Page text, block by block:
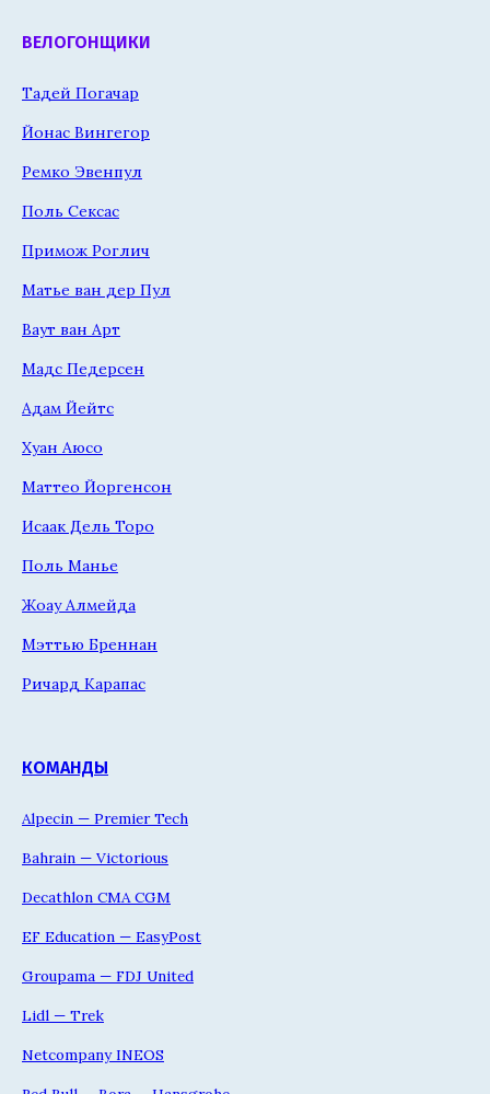
ВЕЛОГОНЩИКИ
Тадей Погачар
Йонас Вингегор
Ремко Эвенпул
Поль Сексас
Примож Роглич
Матье ван дер Пул
Ваут ван Арт
Мадс Педерсен
Адам Йейтс
Хуан Аюсо
Маттео Йоргенсон
Исаак Дель Торо
Поль Манье
Жоау Алмейда
Мэттью Бреннан
Ричард Карапас
КОМАНДЫ
Alpecin — Premier Tech
Bahrain — Victorious
Decathlon CMA CGM
EF Education — EasyPost
Groupama — FDJ United
Lidl — Trek
Netcompany INEOS